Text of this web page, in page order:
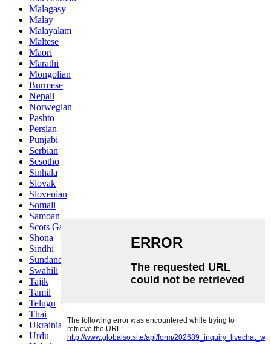
Malagasy
Malay
Malayalam
Maltese
Maori
Marathi
Mongolian
Burmese
Nepali
Norwegian
Pashto
Persian
Punjabi
Serbian
Sesotho
Sinhala
Slovak
Slovenian
Somali
Samoan
Scots Gaelic
Shona
Sindhi
Sundanese
Swahili
Tajik
Tamil
Telugu
Thai
Ukrainian
Urdu